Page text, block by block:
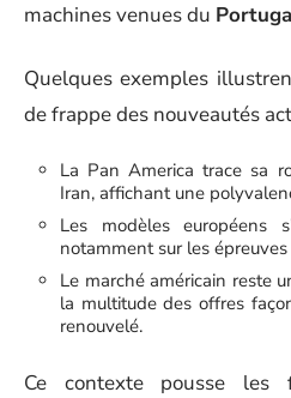
machines venues du
Quelques exemples
de frappe des nouveautés
La Pan America trace sa
Iran, affichant une
Les modèles européens
notamment sur les
Le marché américain reste
la multitude des offres
renouvelé.
Ce contexte pousse les